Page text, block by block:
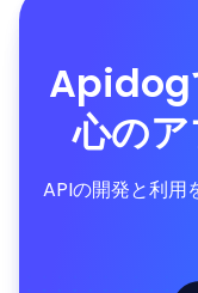
Apidog
心の
APIの開発と利用